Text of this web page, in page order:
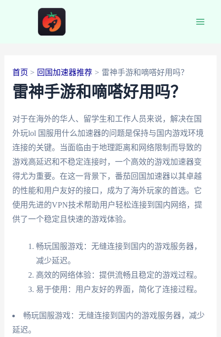
首页 回国加速器推荐 雷神手游和嘀嗒好用吗？
雷神手游和嘀嗒好用吗？
对于在海外的华人、留学生和工作人员来说，解决在国
外玩lol 国服用什么加速器的问题是保持与国内游戏环境
连接的关键。当面临由于地理距离和网络限制而导致的
游戏高延迟和不稳定连接时，一个高效的游戏加速器变
得尤为重要。在这一背景下，番茄回国加速器以其卓越
的性能和用户友好的接口，成为了海外玩家的首选。它
使用先进的VPN技术帮助用户轻松连接到国内网络，提
供了一个稳定且快速的游戏体验。
畅玩国服游戏：无缝连接到国内的游戏服务器，
减少延迟。
高效的网络体验：提供流畅且稳定的游戏过程。
易于使用：用户友好的界面，简化了连接过程。
畅玩国服游戏：无缝连接到国内的游戏服务器，减少
延迟。